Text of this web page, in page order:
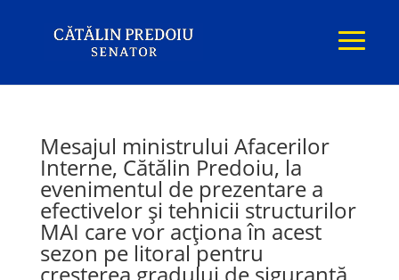
Mesajul ministrului Afacerilor
Interne, Cătălin Predoiu, la
evenimentul de prezentare a
efectivelor și tehnicii structurilor
MAI care vor acționa în acest
sezon pe litoral pentru